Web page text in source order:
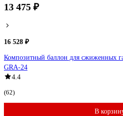
13 475 ₽
16 528 ₽
Композитный баллон для сжиженных
GRA-24
4.4
(62)
В